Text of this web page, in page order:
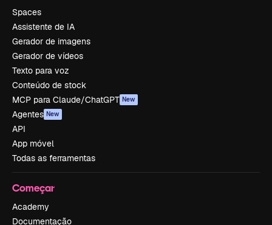
Spaces
Assistente de IA
Gerador de imagens
Gerador de vídeos
Texto para voz
Conteúdo de stock
MCP para Claude/ChatGPT New
Agentes New
API
App móvel
Todas as ferramentas
Começar
Academy
Documentação